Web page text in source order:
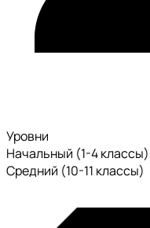
Уровни
Начальный (1-4
Средний (10-11 классы)